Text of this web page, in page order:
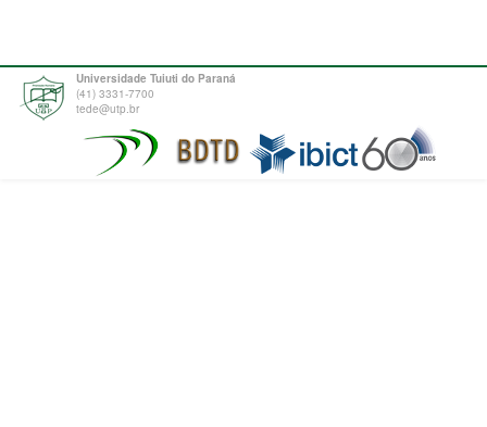
Universidade Tuiuti do Paraná
(41) 3331-7700
tede@utp.br